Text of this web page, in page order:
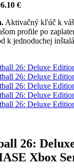
€
Aktivačný kľúč k
profile po
k jednoduchej
26:
Xbox